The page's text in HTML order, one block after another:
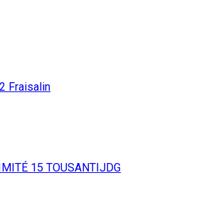
Fraisalin
15 TOUSANTIJDG